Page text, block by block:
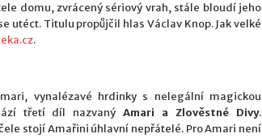
domu, zvrácený sériový vrah, stále bloudí jeho
utéct. Titulu propůjčil hlas Václav Knop. Jak velké
.
vynalézavé hrdinky s nelegální magickou
třetí díl nazvanýAmari a Zlověstné Divy.
stojí Amařini úhlavní nepřátelé. Pro Amari není